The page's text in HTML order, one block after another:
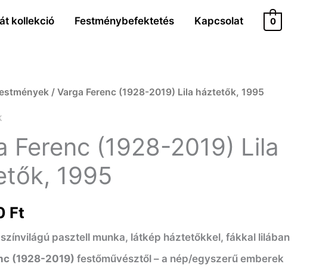
kollekció Festménybefektetés Kapcsolat 0
/ Varga Ferenc (1928-2019) Lila háztetők, 1995
Ferenc (1928-2019) Lila
1995
Ft
pasztell munka, látkép háztetőkkel, fákkal lilában
(1928-2019) festőművésztől – a nép/egyszerű emberek